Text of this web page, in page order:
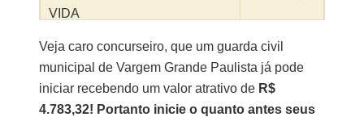
VIDA
TOTAL
R$
4.783,32
Veja caro concurseiro, que um guarda civil
municipal de Vargem Grande Paulista já pode
iniciar recebendo um valor atrativo de R$
4.783,32! Portanto inicie o quanto antes seus